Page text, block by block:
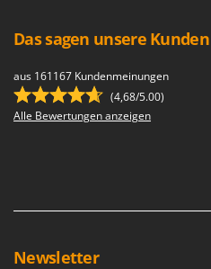
Das sagen unsere Kunden
aus 161167 Kundenmeinungen
(4,68/5.00)
Alle Bewertungen anzeigen
Newsletter